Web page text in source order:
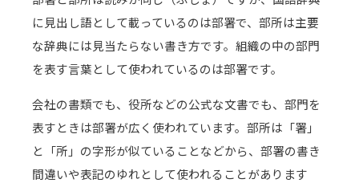
に見出し語として載っているのは部署で、部所は主要
な辞典には見当たらない書き方です。組織の中の部門
を表す言葉として使われているのは部署です。
会社の書類でも、役所などの公式な文書でも、部門を
表すときは部署が広く使われています。部所は「署」
と「所」の字形が似ていることなどから、部署の書き
間違いや表記のゆれとして使われることがあります